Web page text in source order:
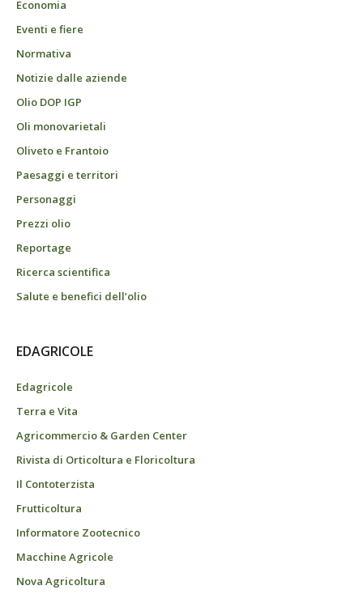
Economia
Eventi e fiere
Normativa
Notizie dalle aziende
Olio DOP IGP
Oli monovarietali
Oliveto e Frantoio
Paesaggi e territori
Personaggi
Prezzi olio
Reportage
Ricerca scientifica
Salute e benefici dell’olio
EDAGRICOLE
Edagricole
Terra e Vita
Agricommercio & Garden Center
Rivista di Orticoltura e Floricoltura
Il Contoterzista
Frutticoltura
Informatore Zootecnico
Macchine Agricole
Nova Agricoltura